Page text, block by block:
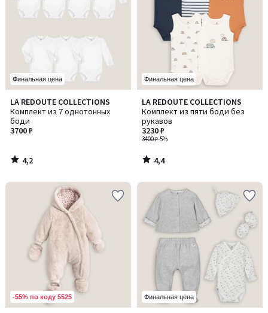
Финальная цена
LA REDOUTE COLLECTIONS
Комплект из 7 однотонных
боди
3700 ₽
4,2
/ 5
4,2
/
Финальная цена
LA REDOUTE COLLECTIONS
Комплект из пяти боди без
рукавов
3400 ₽-5%
3230 ₽
4,4
/ 5
4,4
/
-55% по коду 5525 Финальная цена